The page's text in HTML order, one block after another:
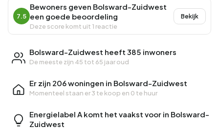
7.5
Bewoners geven Bolsward-Zuidwest
een goede beoordeling
Deze score komt uit 1 reactie
Bekijk
Bolsward-Zuidwest heeft 385 inwoners
De meeste zijn 45 tot 65 jaar oud
Er zijn 206 woningen in Bolsward-Zuidwest
Momenteel staan er3 te koop en 0 te huur
Energielabel A komt het vaakst voor in Bolsward-
Zuidwest